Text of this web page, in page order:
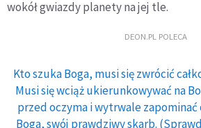
wokół gwiazdy planety na jej tle.
DEON.PL POLECA
Kto szuka Boga, musi się zwrócić
Musi się wciąż ukierunkowywać na
przed oczyma i wytrwale zapominać
Boga, swój prawdziwy skarb.